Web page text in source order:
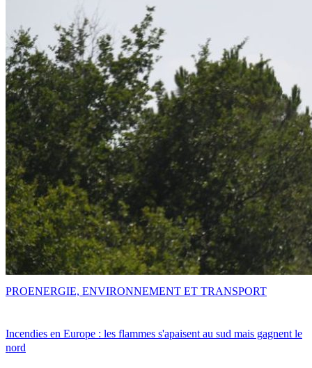
Incendies en Europe : les flammes s'apaisent au sud mais gagnent le
nord
PROENERGIE, ENVIRONNEMENT ET TRANSPORT